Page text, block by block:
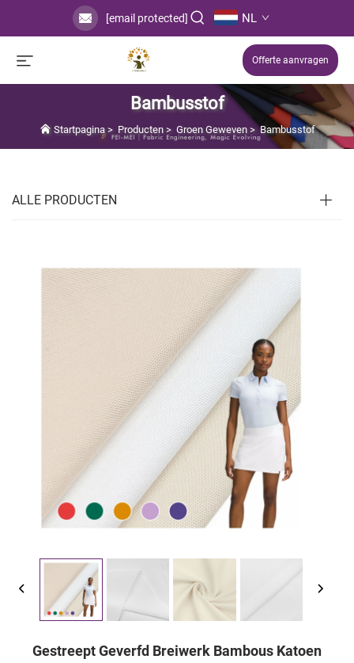
[email protected] NL
Offerte aanvragen
Bambusstof
Startpagina> Producten> Groen Geweven>Bambusstof
ALLE PRODUCTEN
Gestreept Geverfd Breiwerk Bambous Katoen